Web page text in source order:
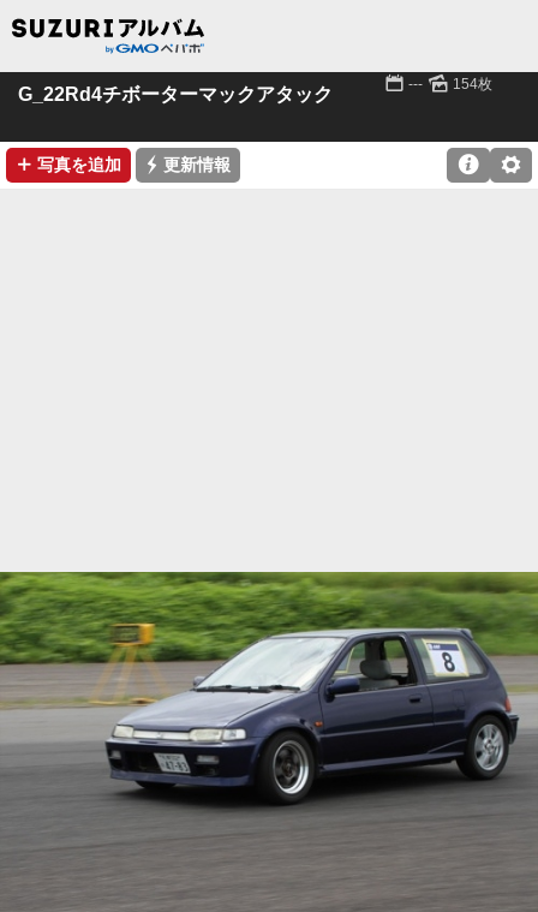
G_22Rd4チボーターマックアタック 📅 --- 🌄 154枚
➕ 写真を追加 ⚡ 更新情報 ⚙
